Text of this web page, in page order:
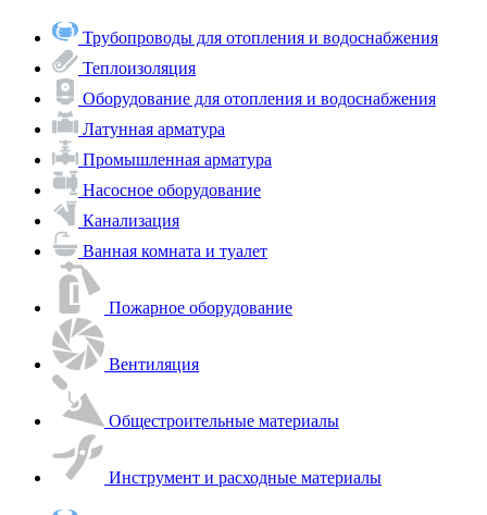
Трубопроводы для отопления и водоснабжения
Теплоизоляция
Оборудование для отопления и водоснабжения
Латунная арматура
Промышленная арматура
Насосное оборудование
Канализация
Ванная комната и туалет
Пожарное оборудование
Вентиляция
Общестроительные материалы
Инструмент и расходные материалы